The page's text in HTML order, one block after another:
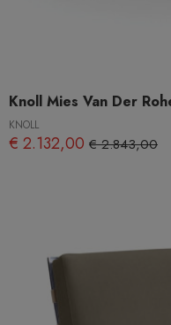
Knoll Mies Van Der
KNOLL
€ 2.132,00 € 2.843,00